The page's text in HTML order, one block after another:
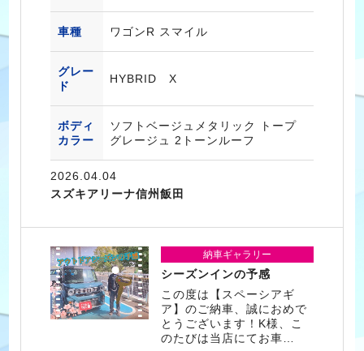
車種 ワゴンR スマイル
グレー
ド
HYBRID X
ボディ
カラー
ソフトベージュメタリック トープ
グレージュ 2トーンルーフ
2026.04.04
スズキアリーナ信州飯田
納車ギャラリー
シーズンインの予感
この度は【スペーシアギ
ア】のご納車、誠におめで
とうございます！K様、こ
のたびは当店にてお車…